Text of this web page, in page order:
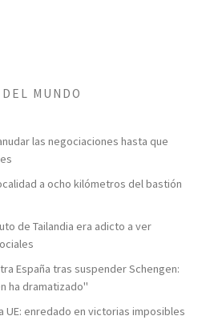
MUNDO
las negociaciones hasta que
a ocho kilómetros del bastión
de Tailandia era adicto a ver
España tras suspender Schengen:
ha dramatizado"
UE: enredado en victorias imposibles